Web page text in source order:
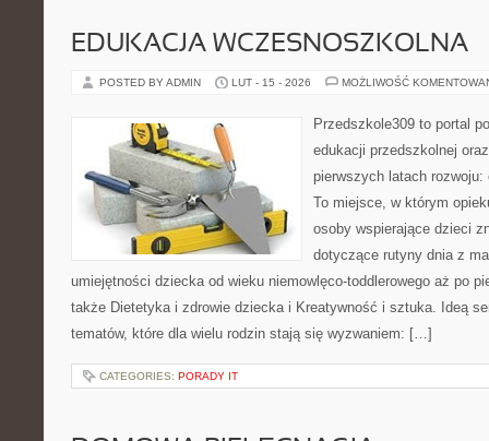
EDUKACJA WCZESNOSZKOLNA
POSTED BY ADMIN LUT - 15 - 2026 MOŻLIWOŚĆ
Przedszkole309 to portal
edukacji przedszkolnej
pierwszych latach
To miejsce, w którym
osoby wspierające dzieci
dotyczące rutyny dnia z
umiejętności dziecka od wieku niemowlęco-toddlerowego aż po
także Dietetyka i zdrowie dziecka i Kreatywność i sztuka. Ideą
tematów, które dla wielu rodzin stają się wyzwaniem: […]
CATEGORIES: PORADY IT